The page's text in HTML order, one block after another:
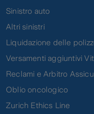
Sinistro auto
Altri sinistri
Liquidazione delle
Versamenti aggiuntivi
Reclami e Arbitro
Oblio oncologico
Zurich Ethics Line